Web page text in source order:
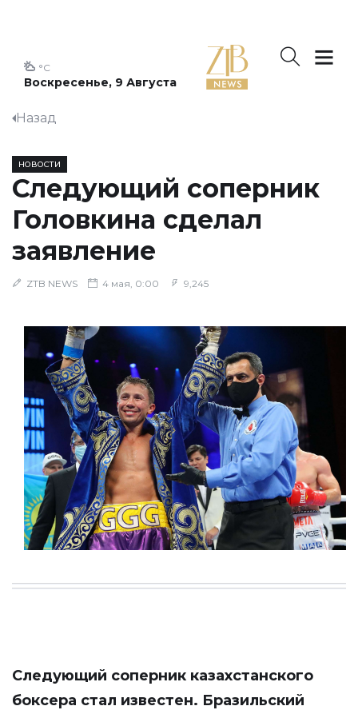
Воскресенье, 9 Августа
°C
Назад
НОВОСТИ
Следующий соперник
Головкина сделал
заявление
ZTB NEWS 4 мая, 0:00 9,245
Следующий соперник казахстанского
боксера стал известен. Бразильский